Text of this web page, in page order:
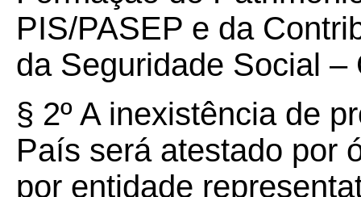
PIS/PASEP e da
da Seguridade Social –
§ 2º A inexistência de
País será atestado por
por entidade